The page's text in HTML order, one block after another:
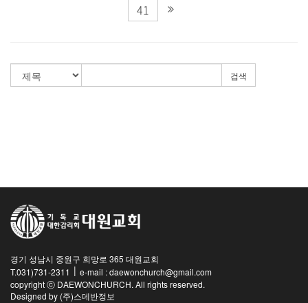
41
검색
경기 성남시 중원구 희망로 365 대원교회
T.031)731-2311 | e-mail : daewonchurch@gmail.com
copyright ⓒ DAEWONCHURCH. All rights reserved.
Designed by (주)스데반정보